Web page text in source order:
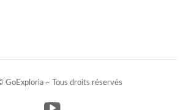
GoExploria ~ Tous droits réservés